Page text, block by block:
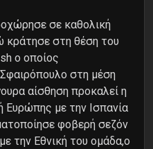
σε καθολική
κράτησε στη θέση του
ο οποίος
στη μέση
αίσθηση προκαλεί η
με την Ισπανία
φοβερή σεζόν
την Εθνική του ομάδα,ο